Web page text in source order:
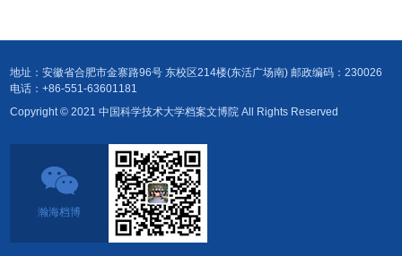
地址：安徽省合肥市金寨路96号 东校区214楼(东活广场南) 邮政编码：230026
电话：+86-551-63601181
Copyright © 2021 中国科学技术大学档案文博院 All Rights Reserved
瀚海档博